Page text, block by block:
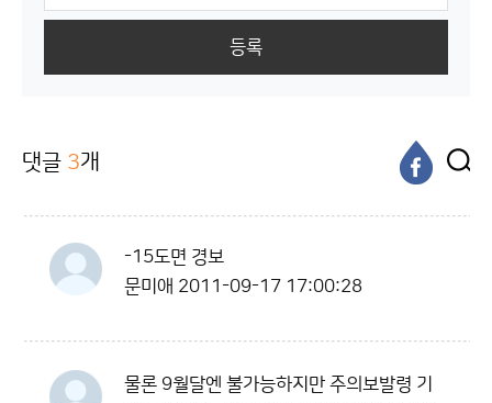
등록
댓글 3개
-15도면 경보
문미애 2011-09-17 17:00:28
물론 9월달엔 불가능하지만 주의보발령 기